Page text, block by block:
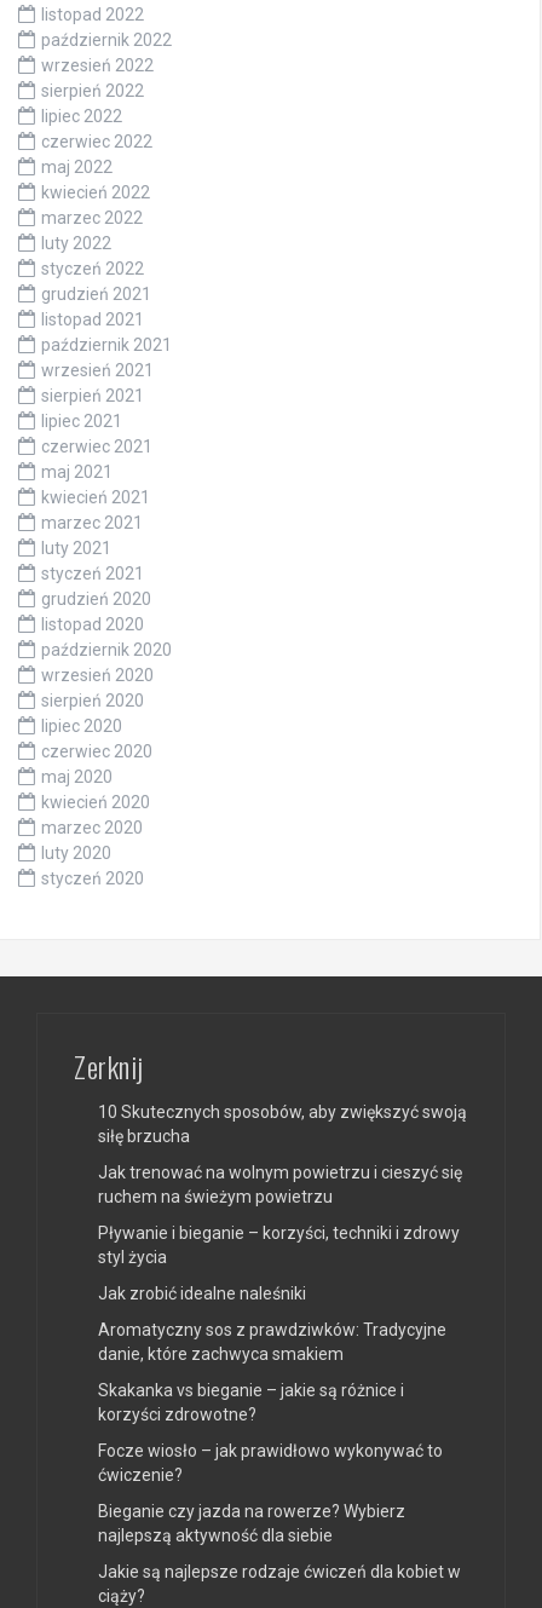
listopad 2022
październik 2022
wrzesień 2022
sierpień 2022
lipiec 2022
czerwiec 2022
maj 2022
kwiecień 2022
marzec 2022
luty 2022
styczeń 2022
grudzień 2021
listopad 2021
październik 2021
wrzesień 2021
sierpień 2021
lipiec 2021
czerwiec 2021
maj 2021
kwiecień 2021
marzec 2021
luty 2021
styczeń 2021
grudzień 2020
listopad 2020
październik 2020
wrzesień 2020
sierpień 2020
lipiec 2020
czerwiec 2020
maj 2020
kwiecień 2020
marzec 2020
luty 2020
styczeń 2020
Zerknij
10 Skutecznych sposobów, aby zwiększyć swoją
siłę brzucha
Jak trenować na wolnym powietrzu i cieszyć się
ruchem na świeżym powietrzu
Pływanie i bieganie – korzyści, techniki i zdrowy
styl życia
Jak zrobić idealne naleśniki
Aromatyczny sos z prawdziwków: Tradycyjne
danie, które zachwyca smakiem
Skakanka vs bieganie – jakie są różnice i
korzyści zdrowotne?
Focze wiosło – jak prawidłowo wykonywać to
ćwiczenie?
Bieganie czy jazda na rowerze? Wybierz
najlepszą aktywność dla siebie
Jakie są najlepsze rodzaje ćwiczeń dla kobiet w
ciąży?